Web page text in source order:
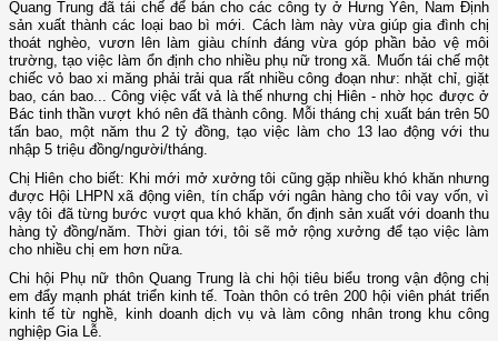
Quang Trung đã tái chế để bán cho các công ty ở Hưng Yên, Nam Định
sản xuất thành các loại bao bì mới. Cách làm này vừa giúp gia đình chị
thoát nghèo, vươn lên làm giàu chính đáng vừa góp phần bảo vệ môi
trường, tạo việc làm ổn định cho nhiều phụ nữ trong xã. Muốn tái chế một
chiếc vỏ bao xi măng phải trải qua rất nhiều công đoạn như: nhặt chỉ, giặt
bao, cán bao... Công việc vất vả là thế nhưng chị Hiên - nhờ học được ở
Bác tinh thần vượt khó nên đã thành công. Mỗi tháng chị xuất bán trên 50
tấn bao, một năm thu 2 tỷ đồng, tạo việc làm cho 13 lao động với thu
nhập 5 triệu đồng/người/tháng.
Chị Hiên cho biết: Khi mới mở xưởng tôi cũng gặp nhiều khó khăn nhưng
được Hội LHPN xã động viên, tín chấp với ngân hàng cho tôi vay vốn, vì
vậy tôi đã từng bước vượt qua khó khăn, ổn định sản xuất với doanh thu
hàng tỷ đồng/năm. Thời gian tới, tôi sẽ mở rộng xưởng để tạo việc làm
cho nhiều chị em hơn nữa.
Chi hội Phụ nữ thôn Quang Trung là chi hội tiêu biểu trong vận động chị
em đẩy mạnh phát triển kinh tế. Toàn thôn có trên 200 hội viên phát triển
kinh tế từ nghề, kinh doanh dịch vụ và làm công nhân trong khu công
nghiệp Gia Lễ.